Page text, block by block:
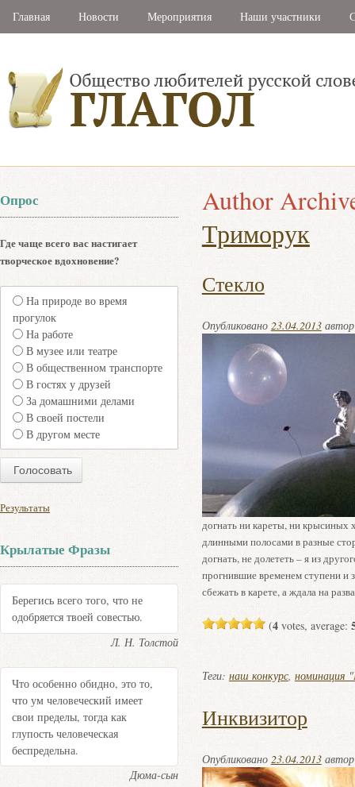
Главная Новости Мероприятия Наши участники
Author
Триморук
Стекло
Опубликовано 23.04.2013
догнать ни кареты, ни крысиных
длинными полосами в разные
догнать, не долететь – я из
прогнившие временем ступени и
сбежать в карете, а ждала на
(4votes, average:
Теги: наш конкурс, номинация
Инквизитор
Опубликовано 23.04.2013
Опрос
Где чаще всего вас настигает
творческое вдохновение?
На природе во время
прогулок
На работе
В музее или театре
В общественном транспорте
В гостях у друзей
За домашними делами
В своей постели
В другом месте
Результаты
Крылатые Фразы
Берегись всего того, что не
одобряется твоей совестью.
Л. Н. Толстой
Что особенно обидно, это то,
что ум человеческий имеет
свои пределы, тогда как
глупость человеческая
беспредельна.
Дюма-сын